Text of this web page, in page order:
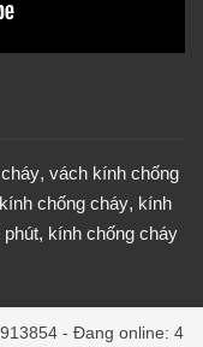
, vách kính chống
chống cháy, kính
phút, kính chống cháy
- Đang online: 4